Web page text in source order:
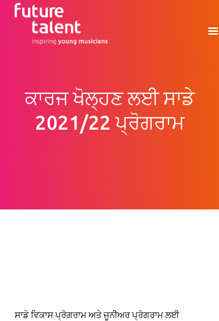
ਕਾਰਜ ਖੋਲ੍ਹਣ ਲਈ ਸਾਡੇ
2021/22 ਪ੍ਰੋਗਰਾਮ
ਸਾਡੇ ਵਿਕਾਸ ਪ੍ਰੋਗਰਾਮ ਅਤੇ ਜੂਨੀਅਰ ਪ੍ਰੋਗਰਾਮ ਲਈ